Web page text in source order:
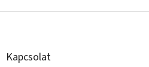
L
Kapcsolat